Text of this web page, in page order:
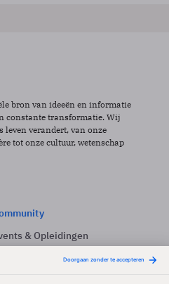
bron van ideeën en informatie
constante transformatie. Wij
leven verandert, van onze
tot onze cultuur, wetenschap
& Opleidingen